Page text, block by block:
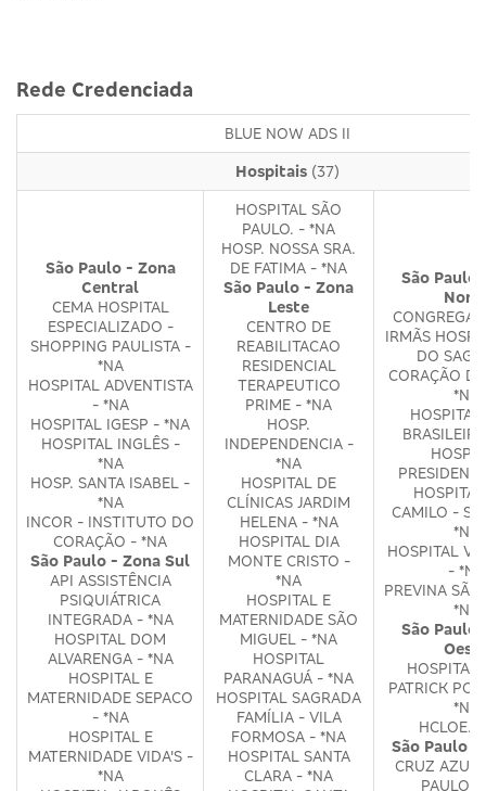
Rede Credenciada
BLUE NOW ADS II
Hospitais (37)
São Paulo - Zona
Central
CEMA HOSPITAL
ESPECIALIZADO -
SHOPPING PAULISTA -
*NA
HOSPITAL ADVENTISTA
- *NA
HOSPITAL IGESP - *NA
HOSPITAL INGLÊS -
*NA
HOSP. SANTA ISABEL -
*NA
INCOR - INSTITUTO DO
CORAÇÃO - *NA
São Paulo - Zona Sul
API ASSISTÊNCIA
PSIQUIÁTRICA
INTEGRADA - *NA
HOSPITAL DOM
ALVARENGA - *NA
HOSPITAL E
MATERNIDADE SEPACO
- *NA
HOSPITAL E
MATERNIDADE VIDA'S -
*NA
HOSPITAL SÃO
PAULO. - *NA
HOSP. NOSSA SRA.
DE FATIMA - *NA
São Paulo - Zona
Leste
CENTRO DE
REABILITACAO
RESIDENCIAL
TERAPEUTICO
PRIME - *NA
HOSP.
INDEPENDENCIA -
*NA
HOSPITAL DE
CLÍNICAS JARDIM
HELENA - *NA
HOSPITAL DIA
MONTE CRISTO -
*NA
HOSPITAL E
MATERNIDADE SÃO
MIGUEL - *NA
HOSPITAL
PARANAGUÁ - *NA
HOSPITAL SAGRADA
FAMÍLIA - VILA
FORMOSA - *NA
HOSPITAL SANTA
CLARA - *NA
São Paulo
IRMÃS
DO
CORAÇÃO
*NA
CAMILO -
*NA
HOSPITAL
- *NA
PREVINA
*NA
São Paulo
HOSPITAL
PATRICK
*NA
HCLOE.
São Paulo -
CRUZ AZUL
PAULO -